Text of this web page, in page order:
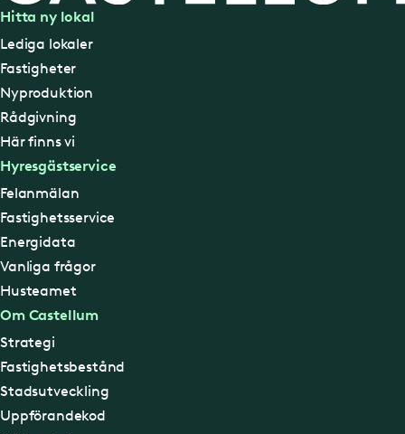
Vi är en långsiktig hyresvärd, varje dag, i stort och smått.
Hitta ny lokal
Lediga lokaler
Fastigheter
Nyproduktion